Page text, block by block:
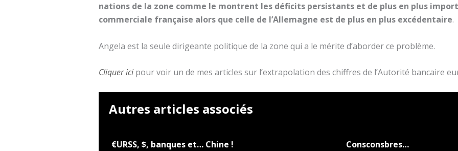
nations de la zone comme le montrent les déficits persistants et de plus en plus
commerciale française alors que celle de l’Allemagne est de plus en plus excédentaire.
Angela est la seule dirigeante politique de la zone qui a le mérite d’aborder ce problème.
Cliquer ici pour voir un de mes articles sur l’extrapolation des chiffres de l’Autorité bancaire
Autres articles associés
€URSS, $, banques et… Chine !
Consconsbres…